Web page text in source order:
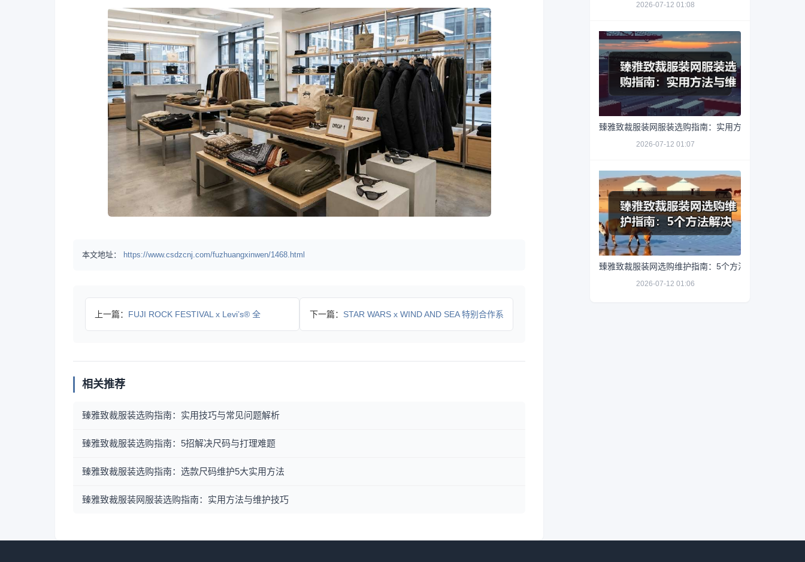
本文地址： https://www.csdzcnj.com/fuzhuangxinwen/1468.html
上一篇： FUJI ROCK FESTIVAL x Levi’s® 全 下一篇： STAR WARS x WIND AND SEA 特别合作系
相关推荐
臻雅致裁服装选购指南：实用技巧与常见问题解析
臻雅致裁服装选购指南：5招解决尺码与打理难题
臻雅致裁服装选购指南：选款尺码维护5大实用方法
臻雅致裁服装网服装选购指南：实用方法与维护技巧
2026-07-12 01:08
臻雅致裁服装网服装选购指南：实用方法与维护技巧
2026-07-12 01:07
臻雅致裁服装网选购维护指南：5个方法解决网购踩坑
2026-07-12 01:06